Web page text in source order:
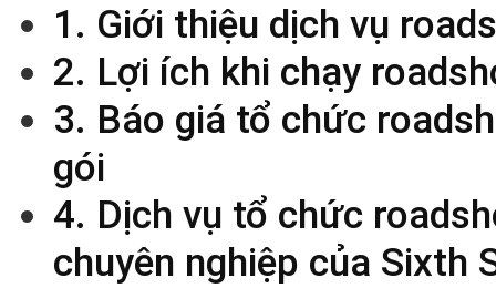
1. Giới thiệu dịch vụ
2. Lợi ích khi chạy
3. Báo giá tổ chức
gói
4. Dịch vụ tổ chức
chuyên nghiệp của Sixth